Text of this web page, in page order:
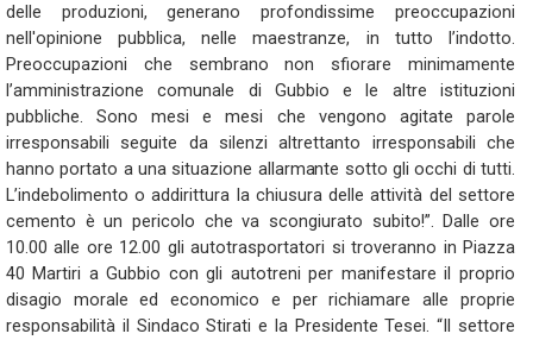
delle produzioni, generano profondissime preoccupazioni
nell'opinione pubblica, nelle maestranze, in tutto l’indotto.
Preoccupazioni che sembrano non sfiorare minimamente
l’amministrazione comunale di Gubbio e le altre istituzioni
pubbliche. Sono mesi e mesi che vengono agitate parole
irresponsabili seguite da silenzi altrettanto irresponsabili che
hanno portato a una situazione allarmante sotto gli occhi di tutti.
L’indebolimento o addirittura la chiusura delle attività del settore
cemento è un pericolo che va scongiurato subito!”. Dalle ore
10.00 alle ore 12.00 gli autotrasportatori si troveranno in Piazza
40 Martiri a Gubbio con gli autotreni per manifestare il proprio
disagio morale ed economico e per richiamare alle proprie
responsabilità il Sindaco Stirati e la Presidente Tesei. “Il settore